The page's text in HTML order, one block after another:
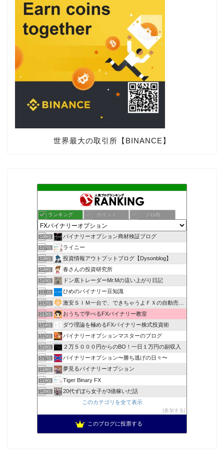
世界最大の取引所【BINANCE】
ランキング ポイント ブロ画
106位 バイナリーオプション商材検証ブログ
107位 ライニー
108位 投資情報アウトプットブログ【Dysonblog】
109位 春さんの投資研究所
110位 ドン底トレーダーMr.Mの這い上がり日記
111位 ひめのバイナリー豆知識
112位 激安ＳＩＭ一台で、できちゃうよＦＸの自動売買ＥＡ
113位 おうちで学べるFXバイナリー教室
114位 ダウ理論を極めるFXバイナリー株式投資術
115位 バイナリーオプションマスターのブログ
116位 ２万５０００円からのBO！一日１万円の副収入
117位 バイナリーオプション〜勝ち逃げの日々〜
118位 夢見るバイナリーオプション
119位 Tiger Binary FX
120位
20代ずぼら女子が3億稼いだ話
このカテゴリを全て表示
参加する
このブログに投票する